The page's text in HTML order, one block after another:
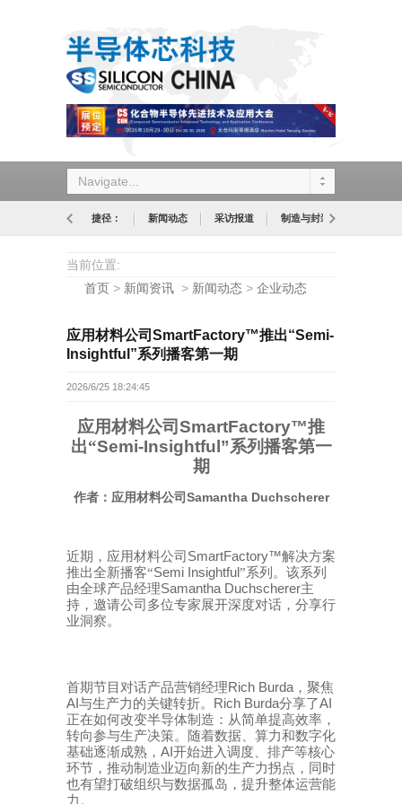
Navigate...
捷径： 新闻动态 采访报道 制造与封装
当前位置:
首页 > 新闻资讯 > 新闻动态 > 企业动态
应用材料公司SmartFactory™推出“Semi-
Insightful”系列播客第一期
2026/6/25 18:24:45
应用材料公司 SmartFactory™推
出“Semi-Insightful”系列播客第一
期
作者：应用材料公司 Samantha Duchscherer
近期，应用材料公司 SmartFactory™解决方案
推出全新播客“Semi Insightful”系列。该系列
由全球产品经理Samantha Duchscherer主
持，邀请公司多位专家展开深度对话，分享行
业洞察。
首期节目对话产品营销经理Rich Burda ，聚焦
AI与生产力的关键转折。 Rich Burda分享了AI
正在如何改变半导体制造：从简单提高效率，
转向参与生产决策。随着数据、算力和数字化
基础逐渐成熟， AI开始进入调度、排产等核心
环节，推动制造业迈向新的生产力拐点，同时
也有望打破组织与数据孤岛，提升整体运营能
力。